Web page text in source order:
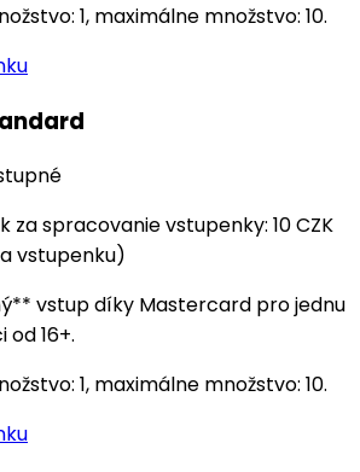
1, maximálne množstvo: 10.
za spracovanie vstupenky: 10 CZK
vstupenku)
vstup díky Mastercard pro jednu
od 16+.
1, maximálne množstvo: 10.